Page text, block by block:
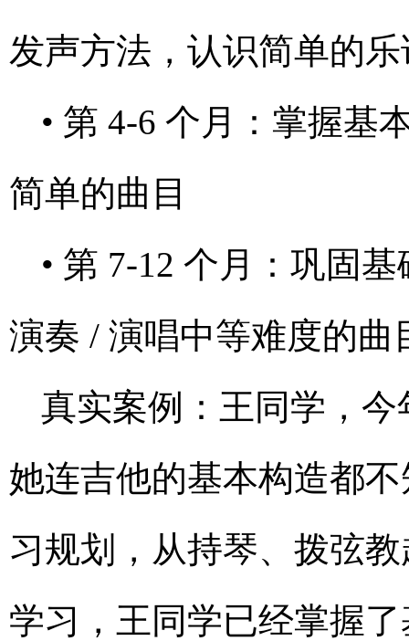
发声方法，认识简单的乐
• 第 4-6 个月：掌握基
简单的曲目
• 第 7-12 个月：巩固
演奏 / 演唱中等难度的曲
真实案例：王同学，
她连吉他的基本构造都
习规划，从持琴、拨弦
学习，王同学已经掌握